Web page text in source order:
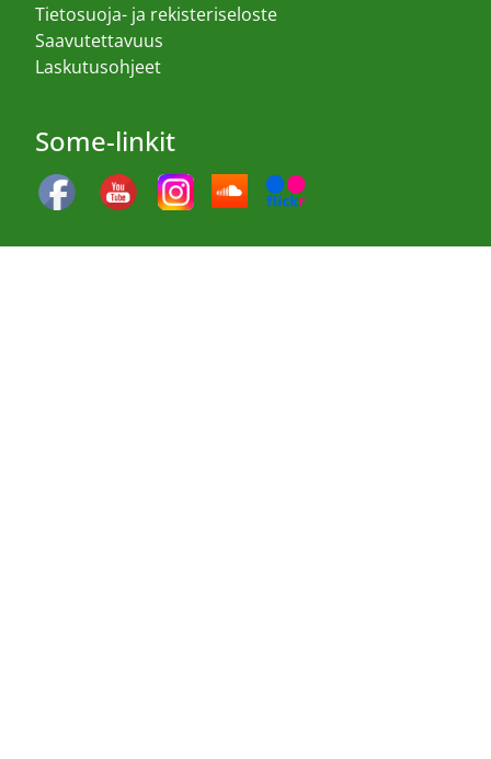
Tietosuoja- ja rekisteriseloste
Saavutettavuus
Laskutusohjeet
Some-linkit